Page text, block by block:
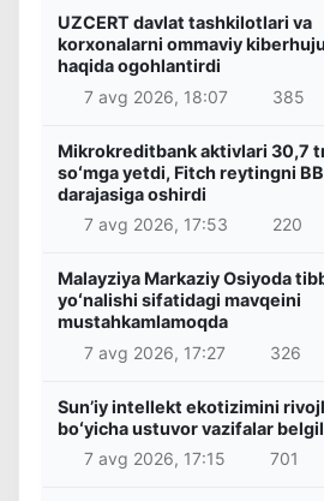
UZCERT davlat tashkilotlari va
korxonalarni ommaviy
haqida ogohlantirdi
7 avg 2026, 18:07
385
Mikrokreditbank aktivlari 30,7
soʻmga yetdi, Fitch reytingni BB
darajasiga oshirdi
7 avg 2026, 17:53
220
Malayziya Markaziy Osiyoda
yoʻnalishi sifatidagi mavqeini
mustahkamlamoqda
7 avg 2026, 17:27
326
Sunʼiy intellekt ekotizimini
boʻyicha ustuvor vazifalar
7 avg 2026, 17:15
701